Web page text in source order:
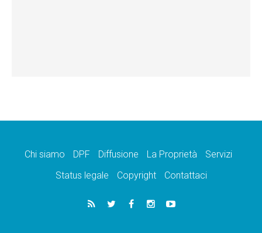
Chi siamo DPF Diffusione La Proprietà
Servizi
Status legale
Copyright Contattaci